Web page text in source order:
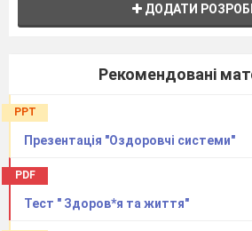
Якщо
ДОДАТИ
Рекомендовані
PPT
Презентація "Оздоровчі системи"
PDF
Тест " Здоров*я та життя"